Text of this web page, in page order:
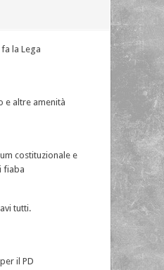
la Lega
e altre amenità
costituzionale e
fiaba
tutti.
il PD